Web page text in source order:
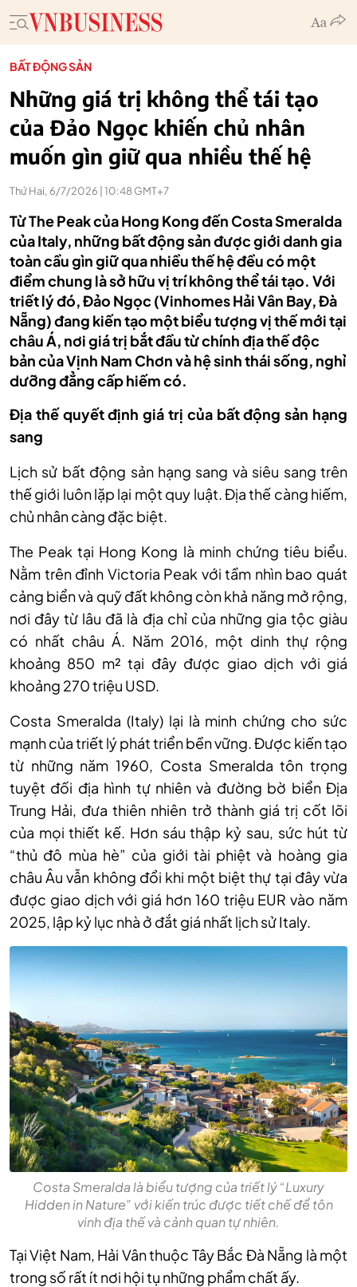
BẤT ĐỘNG SẢN
Những giá trị không thể tái tạo
của Đảo Ngọc khiến chủ nhân
muốn gìn giữ qua nhiều thế hệ
Thứ Hai, 6/7/2026 | 10:48 GMT+7
Từ The Peak của Hong Kong đến Costa Smeralda
của Italy, những bất động sản được giới danh gia
toàn cầu gìn giữ qua nhiều thế hệ đều có một
điểm chung là sở hữu vị trí không thể tái tạo. Với
triết lý đó, Đảo Ngọc (Vinhomes Hải Vân Bay, Đà
Nẵng) đang kiến tạo một biểu tượng vị thế mới tại
châu Á, nơi giá trị bắt đầu từ chính địa thế độc
bản của Vịnh Nam Chơn và hệ sinh thái sống, nghỉ
dưỡng đẳng cấp hiếm có.
Địa thế quyết định giá trị của bất động sản hạng
sang
Lịch sử bất động sản hạng sang và siêu sang trên
thế giới luôn lặp lại một quy luật. Địa thế càng hiếm,
chủ nhân càng đặc biệt.
The Peak tại Hong Kong là minh chứng tiêu biểu.
Nằm trên đỉnh Victoria Peak với tầm nhìn bao quát
cảng biển và quỹ đất không còn khả năng mở rộng,
nơi đây từ lâu đã là địa chỉ của những gia tộc giàu
có nhất châu Á. Năm 2016, một dinh thự rộng
khoảng 850 m² tại đây được giao dịch với giá
khoảng 270 triệu USD.
Costa Smeralda (Italy) lại là minh chứng cho sức
mạnh của triết lý phát triển bền vững. Được kiến tạo
từ những năm 1960, Costa Smeralda tôn trọng
tuyệt đối địa hình tự nhiên và đường bờ biển Địa
Trung Hải, đưa thiên nhiên trở thành giá trị cốt lõi
của mọi thiết kế. Hơn sáu thập kỷ sau, sức hút từ
“thủ đô mùa hè” của giới tài phiệt và hoàng gia
châu Âu vẫn không đổi khi một biệt thự tại đây vừa
được giao dịch với giá hơn 160 triệu EUR vào năm
2025, lập kỷ lục nhà ở đắt giá nhất lịch sử Italy.
Costa Smeralda là biểu tượng của triết lý “Luxury
Hidden in Nature” với kiến trúc được tiết chế để tôn
vinh địa thế và cảnh quan tự nhiên.
Tại Việt Nam, Hải Vân thuộc Tây Bắc Đà Nẵng là một
trong số rất ít nơi hội tụ những phẩm chất ấy.